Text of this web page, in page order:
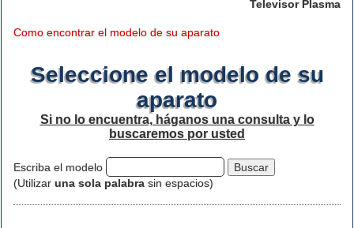
Televisor Plasma
Como encontrar el modelo de su aparato
Seleccione el modelo de su
aparato
Si no lo encuentra, háganos una consulta y lo
buscaremos por usted
Escriba el modelo
(Utilizar una sola palabra sin espacios)